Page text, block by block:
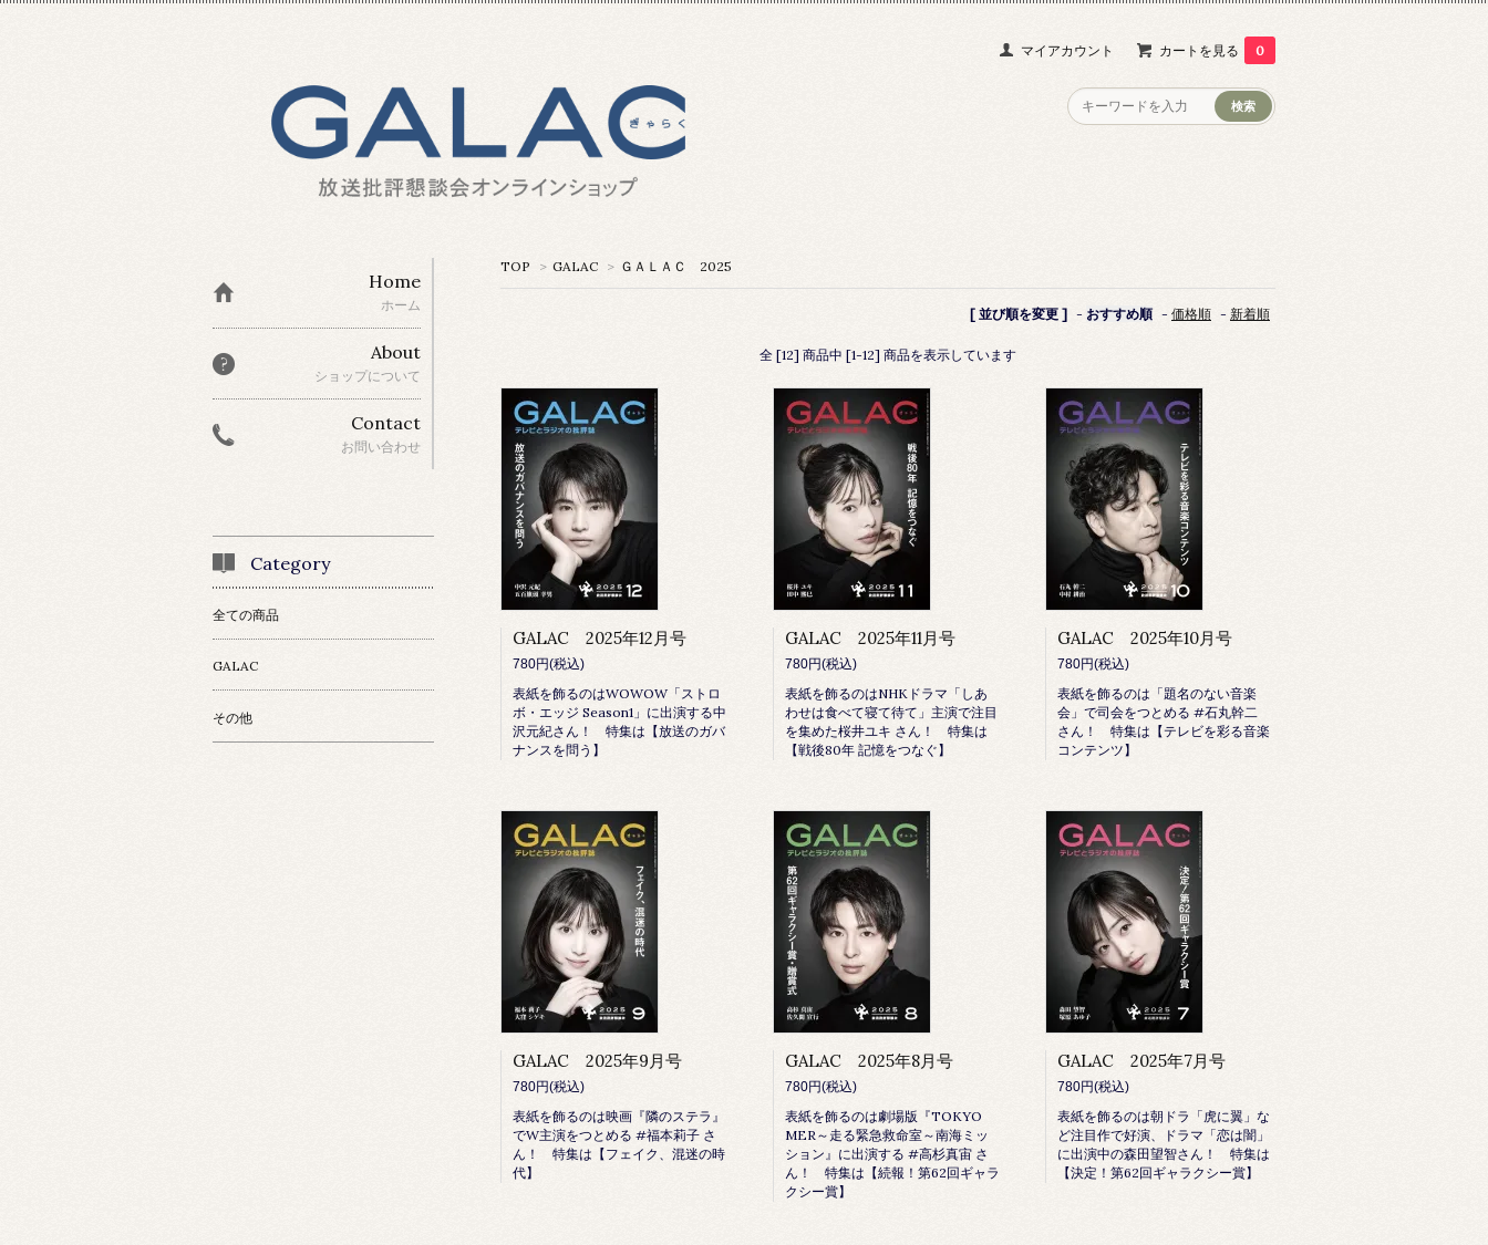
マイアカウント カートを見る 0
TOP > GALAC > ＧＡＬＡＣ 2025
[ 並び順を変更 ] - おすすめ順 - 価格順 - 新着順
全 [12] 商品中 [1-12] 商品を表示しています
GALAC 2025年12月号
780円(税込)
表紙を飾るのはWOWOW「ストロ
ボ・エッジ Season1」に出演する中
沢元紀さん！ 特集は【放送のガバ
ナンスを問う】
GALAC 2025年11月号
780円(税込)
表紙を飾るのはNHKドラマ「しあ
わせは食べて寝て待て」主演で注目
を集めた桜井ユキ さん！ 特集は
【戦後80年 記憶をつなぐ】
GALAC 2025年10月号
780円(税込)
表紙を飾るのは「題名のない音楽
会」で司会をつとめる #石丸幹二
さん！ 特集は【テレビを彩る音楽
コンテンツ】
GALAC 2025年9月号
780円(税込)
表紙を飾るのは映画『隣のステラ』
でW主演をつとめる #福本莉子 さ
ん！ 特集は【フェイク、混迷の時
代】
GALAC 2025年8月号
780円(税込)
表紙を飾るのは劇場版『TOKYO
MER～走る緊急救命室～南海ミッ
ション』に出演する #高杉真宙 さ
ん！ 特集は【続報！第62回ギャラ
クシー賞】
GALAC 2025年7月号
780円(税込)
表紙を飾るのは朝ドラ「虎に翼」な
ど注目作で好演、ドラマ「恋は闇」
に出演中の森田望智さん！ 特集は
【決定！第62回ギャラクシー賞】
Home
ホーム
About
ショップについて
Contact
お問い合わせ
Category
全ての商品
GALAC
その他